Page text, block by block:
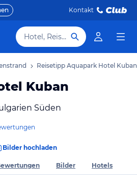
Kontakt
Hotel, Reiseziel
Reisetipp Aquapark Hotel Kuban
Kuban
Süden
Bilder hochladen
Bilder Hotels